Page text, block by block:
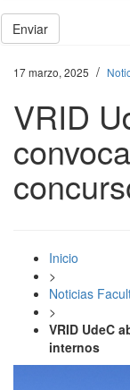
Enviar
17 marzo, 2025 /
VRID
Inicio
>
Noticias
>
VRID UdeC
internos